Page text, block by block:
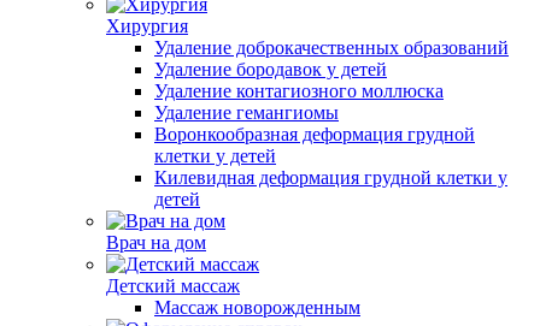
Хирургия
Удаление доброкачественных образований
Удаление бородавок у детей
Удаление контагиозного моллюска
Удаление гемангиомы
Воронкообразная деформация грудной
клетки у детей
Килевидная деформация грудной клетки у
детей
Врач на дом
Детский массаж
Массаж новорожденным